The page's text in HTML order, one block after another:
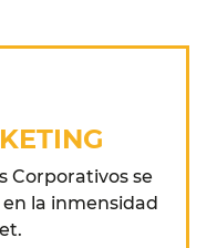
Corporativos se
la inmensidad